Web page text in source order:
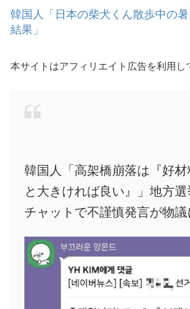
韓国人「日本の柴犬くん散歩中の
結果」
本サイトはアフィリエイト広告を利用し
韓国人「高架橋崩落は『好
と大きければ良い』」地方
チャットで不謹慎発言が物議